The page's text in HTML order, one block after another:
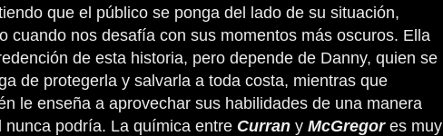
que el público se ponga del lado de su situación,
cuando nos desafía con sus momentos más oscuros. Ella
de esta historia, pero depende de Danny, quien se
de protegerla y salvarla a toda costa, mientras que
le enseña a aprovechar sus habilidades de una manera
nunca podría. La química entre Curran y McGregores muy